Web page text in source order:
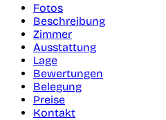
Fotos
Beschreibung
Zimmer
Ausstattung
Lage
Bewertungen
Belegung
Preise
Kontakt